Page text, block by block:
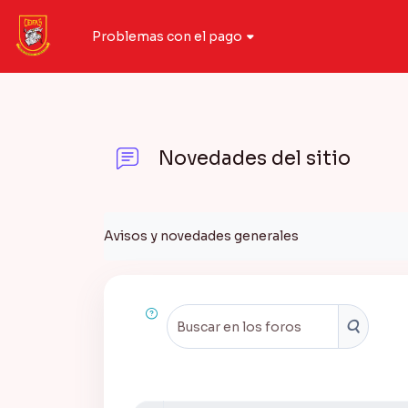
Problemas con el pago
Novedades del sitio
Avisos y novedades generales
Buscar en
Buscar